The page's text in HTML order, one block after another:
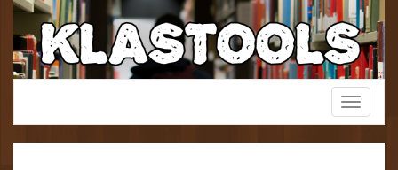
Skip
content
KlasTools
Een verzamelwebsite voor het lager onderwijs!
Toggle